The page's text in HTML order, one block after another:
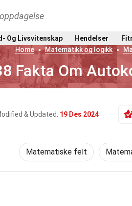
Og Livsvitenskap Hendelser
Home
Matematikk og logikk
Fakta Om
& Updated: 19 Des 2024
Matematiske felt